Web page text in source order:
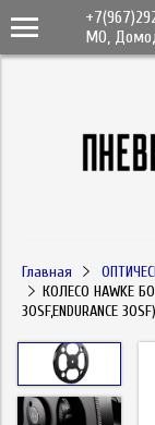
МО,
Главная
КОЛЕСО HAWKE
30SF,ENDURANCE 30SF)